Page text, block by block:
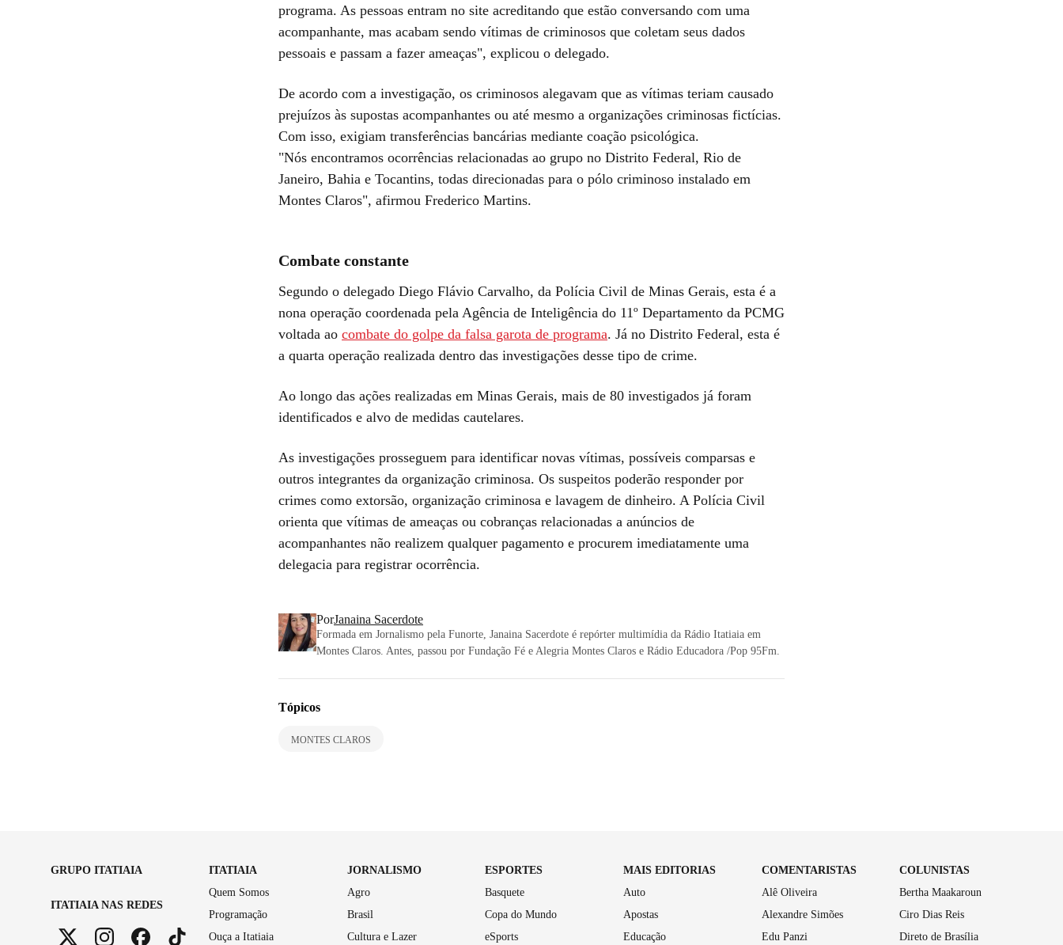
programa. As pessoas entram no site acreditando que estão conversando com uma
acompanhante, mas acabam sendo vítimas de criminosos que coletam seus dados
pessoais e passam a fazer ameaças", explicou o delegado.
De acordo com a investigação, os criminosos alegavam que as vítimas teriam causado
prejuízos às supostas acompanhantes ou até mesmo a organizações criminosas fictícias.
Com isso, exigiam transferências bancárias mediante coação psicológica.
"Nós encontramos ocorrências relacionadas ao grupo no Distrito Federal, Rio de
Janeiro, Bahia e Tocantins, todas direcionadas para o pólo criminoso instalado em
Montes Claros", afirmou Frederico Martins.
Combate constante
Segundo o delegado Diego Flávio Carvalho, da Polícia Civil de Minas Gerais, esta é a
nona operação coordenada pela Agência de Inteligência do 11º Departamento da PCMG
voltada ao combate do golpe da falsa garota de programa. Já no Distrito Federal, esta é
a quarta operação realizada dentro das investigações desse tipo de crime.
Ao longo das ações realizadas em Minas Gerais, mais de 80 investigados já foram
identificados e alvo de medidas cautelares.
As investigações prosseguem para identificar novas vítimas, possíveis comparsas e
outros integrantes da organização criminosa. Os suspeitos poderão responder por
crimes como extorsão, organização criminosa e lavagem de dinheiro. A Polícia Civil
orienta que vítimas de ameaças ou cobranças relacionadas a anúncios de
acompanhantes não realizem qualquer pagamento e procurem imediatamente uma
delegacia para registrar ocorrência.
PorJanaina Sacerdote
Formada em Jornalismo pela Funorte, Janaina Sacerdote é repórter multimídia da Rádio Itatiaia em
Montes Claros. Antes, passou por Fundação Fé e Alegria Montes Claros e Rádio Educadora /Pop 95Fm.
Tópicos
MONTES CLAROS
GRUPO ITATIAIA
ITATIAIA NAS REDES
ITATIAIA
Quem Somos
Programação
Ouça a Itatiaia
JORNALISMO
Agro
Brasil
Cultura e Lazer
ESPORTES
Basquete
Copa do Mundo
eSports
MAIS EDITORIAS
Auto
Apostas
Educação
COMENTARISTAS
Alê Oliveira
Alexandre Simões
Edu Panzi
COLUNISTAS
Bertha Maakaroun
Ciro Dias Reis
Direto de Brasília